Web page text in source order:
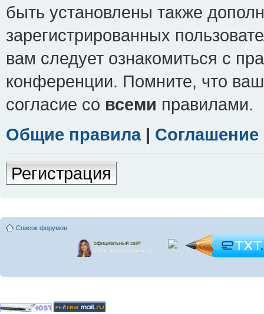
быть установлены также
зарегистрированных
вам следует ознакомиться с
конференции. Помните, что
согласие со всеми правилами.
Общие правила|
Регистрация
Список форумов